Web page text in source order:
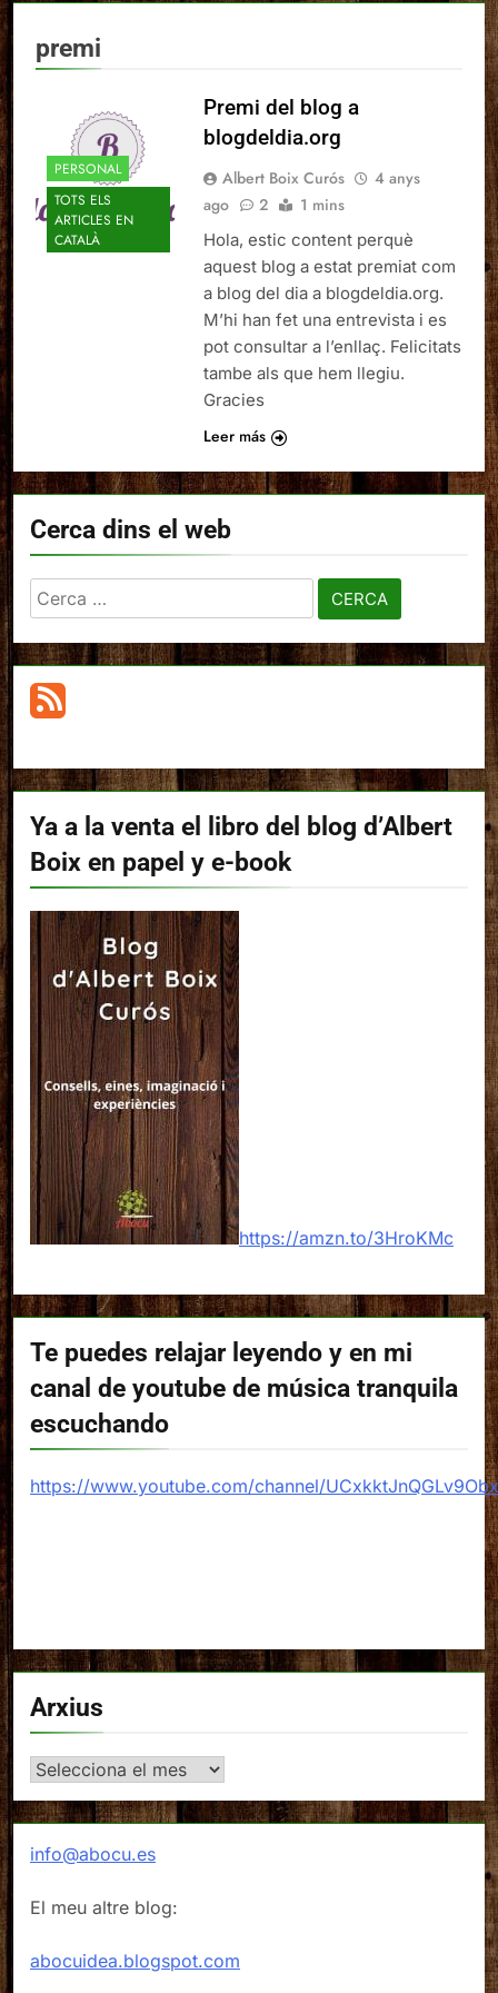
premi
PERSONAL
TOTS ELS
ARTICLES EN
CATALÀ
Premi del blog a
blogdeldia.org
Albert Boix Curós
4 anys
ago
2 1 mins
Hola, estic content perquè
aquest blog a estat premiat com
a blog del dia a blogdeldia.org.
M’hi han fet una entrevista i es
pot consultar a l’enllaç. Felicitats
tambe als que hem llegiu.
Gracies
Leer más
Cerca dins el web
Cerca:
Ya a la venta el libro del blog d’Albert
Boix en papel y e-book
https://amzn.to/3HroKMc
Te puedes relajar leyendo y en mi
canal de youtube de música tranquila
escuchando
https://www.youtube.com/channel/
Arxius
Arxius
info@abocu.es
El meu altre blog:
abocuidea.blogspot.com